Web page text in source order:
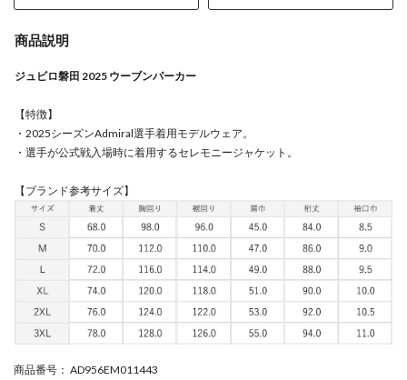
商品説明
ジュビロ磐田 2025 ウーブンパーカー
【特徴】
・2025シーズンAdmiral選手着用モデルウェア。
・選手が公式戦入場時に着用するセレモニージャケット。
【ブランド参考サイズ】
商品番号 ： AD956EM011443